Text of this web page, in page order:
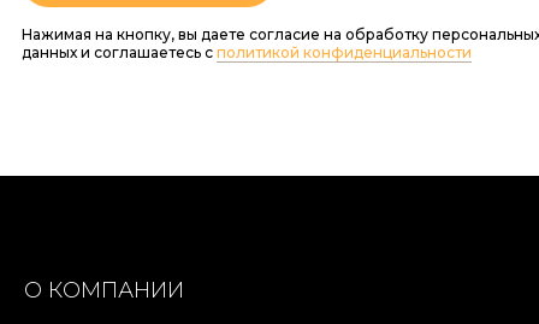
Нажимая на кнопку, вы даете согласие на обработку
данных и соглашаетесь c политикой конфиденциальности
О КОМПАНИИ